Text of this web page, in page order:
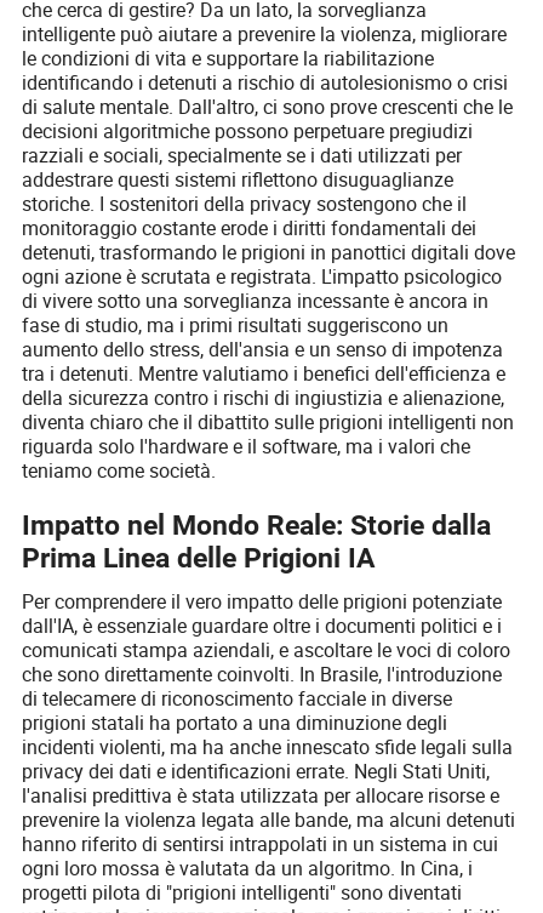
che cerca di gestire? Da un lato, la sorveglianza
intelligente può aiutare a prevenire la violenza, migliorare
le condizioni di vita e supportare la riabilitazione
identificando i detenuti a rischio di autolesionismo o crisi
di salute mentale. Dall'altro, ci sono prove crescenti che le
decisioni algoritmiche possono perpetuare pregiudizi
razziali e sociali, specialmente se i dati utilizzati per
addestrare questi sistemi riflettono disuguaglianze
storiche. I sostenitori della privacy sostengono che il
monitoraggio costante erode i diritti fondamentali dei
detenuti, trasformando le prigioni in panottici digitali dove
ogni azione è scrutata e registrata. L'impatto psicologico
di vivere sotto una sorveglianza incessante è ancora in
fase di studio, ma i primi risultati suggeriscono un
aumento dello stress, dell'ansia e un senso di impotenza
tra i detenuti. Mentre valutiamo i benefici dell'efficienza e
della sicurezza contro i rischi di ingiustizia e alienazione,
diventa chiaro che il dibattito sulle prigioni intelligenti non
riguarda solo l'hardware e il software, ma i valori che
teniamo come società.
Impatto nel Mondo Reale: Storie dalla
Prima Linea delle Prigioni IA
Per comprendere il vero impatto delle prigioni potenziate
dall'IA, è essenziale guardare oltre i documenti politici e i
comunicati stampa aziendali, e ascoltare le voci di coloro
che sono direttamente coinvolti. In Brasile, l'introduzione
di telecamere di riconoscimento facciale in diverse
prigioni statali ha portato a una diminuzione degli
incidenti violenti, ma ha anche innescato sfide legali sulla
privacy dei dati e identificazioni errate. Negli Stati Uniti,
l'analisi predittiva è stata utilizzata per allocare risorse e
prevenire la violenza legata alle bande, ma alcuni detenuti
hanno riferito di sentirsi intrappolati in un sistema in cui
ogni loro mossa è valutata da un algoritmo. In Cina, i
progetti pilota di "prigioni intelligenti" sono diventati